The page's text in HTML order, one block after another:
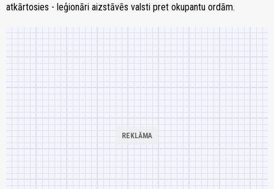
atkārtosies - leģionāri aizstāvēs valsti pret okupantu ordām.